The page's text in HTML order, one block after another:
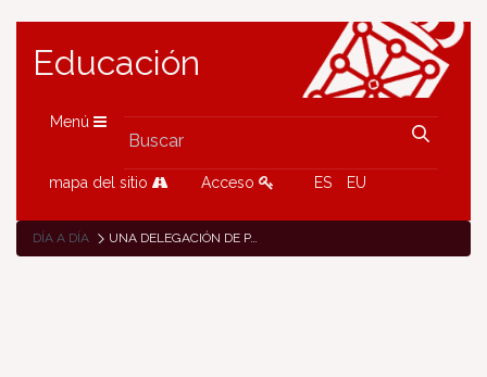
Educación
Menú
mapa del sitio Acceso ES EU
DÍA A DÍA UNA DELEGACIÓN DE PAYS DE NAY VISITA EL DEPARTAMENTO